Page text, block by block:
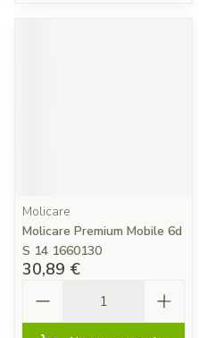
Molicare
Molicare Premium Mobile 6d
S 14 1660130
30,89 €